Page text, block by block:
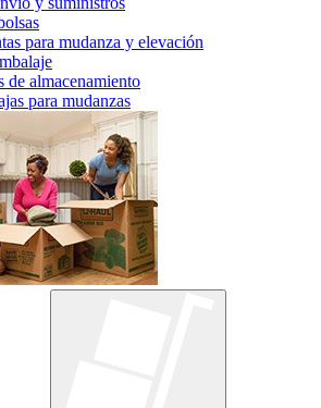
para mudanza y elevación
de almacenamiento
para mudanzas